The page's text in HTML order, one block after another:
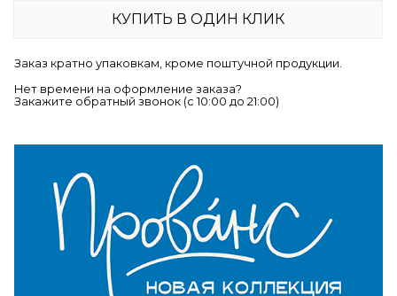
КУПИТЬ В ОДИН КЛИК
Заказ кратно упаковкам, кроме поштучной продукции.
Нет времени на оформление заказа?
Закажите обратный звонок (c 10:00 до 21:00)